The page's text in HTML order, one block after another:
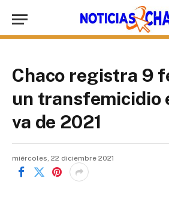
Chaco registra 9
un transfemicidio
va de 2021
miércoles, 22 diciembre 2021